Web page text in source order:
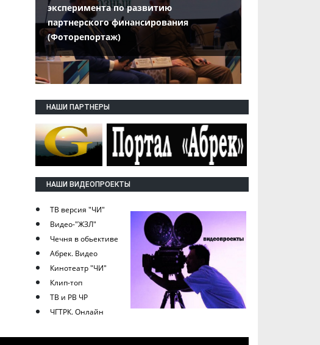
эксперимента по развитию
партнерского финансирования
(Фоторепортаж)
НАШИ ПАРТНЕРЫ
НАШИ ВИДЕОПРОЕКТЫ
ТВ версия "ЧИ"
Видео-"ЖЗЛ"
Чечня в обьективе
Абрек. Видео
Кинотеатр "ЧИ"
Клип-топ
ТВ и РВ ЧР
ЧГТРК. Онлайн